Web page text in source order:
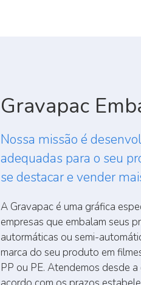
Gravapac
Nossa missão é
adequadas para o seu
se destacar e vender
A Gravapac é uma gráfica
empresas que embalam seus
autormáticas ou semi-
marca do seu produto em
PP ou PE. Atendemos desde